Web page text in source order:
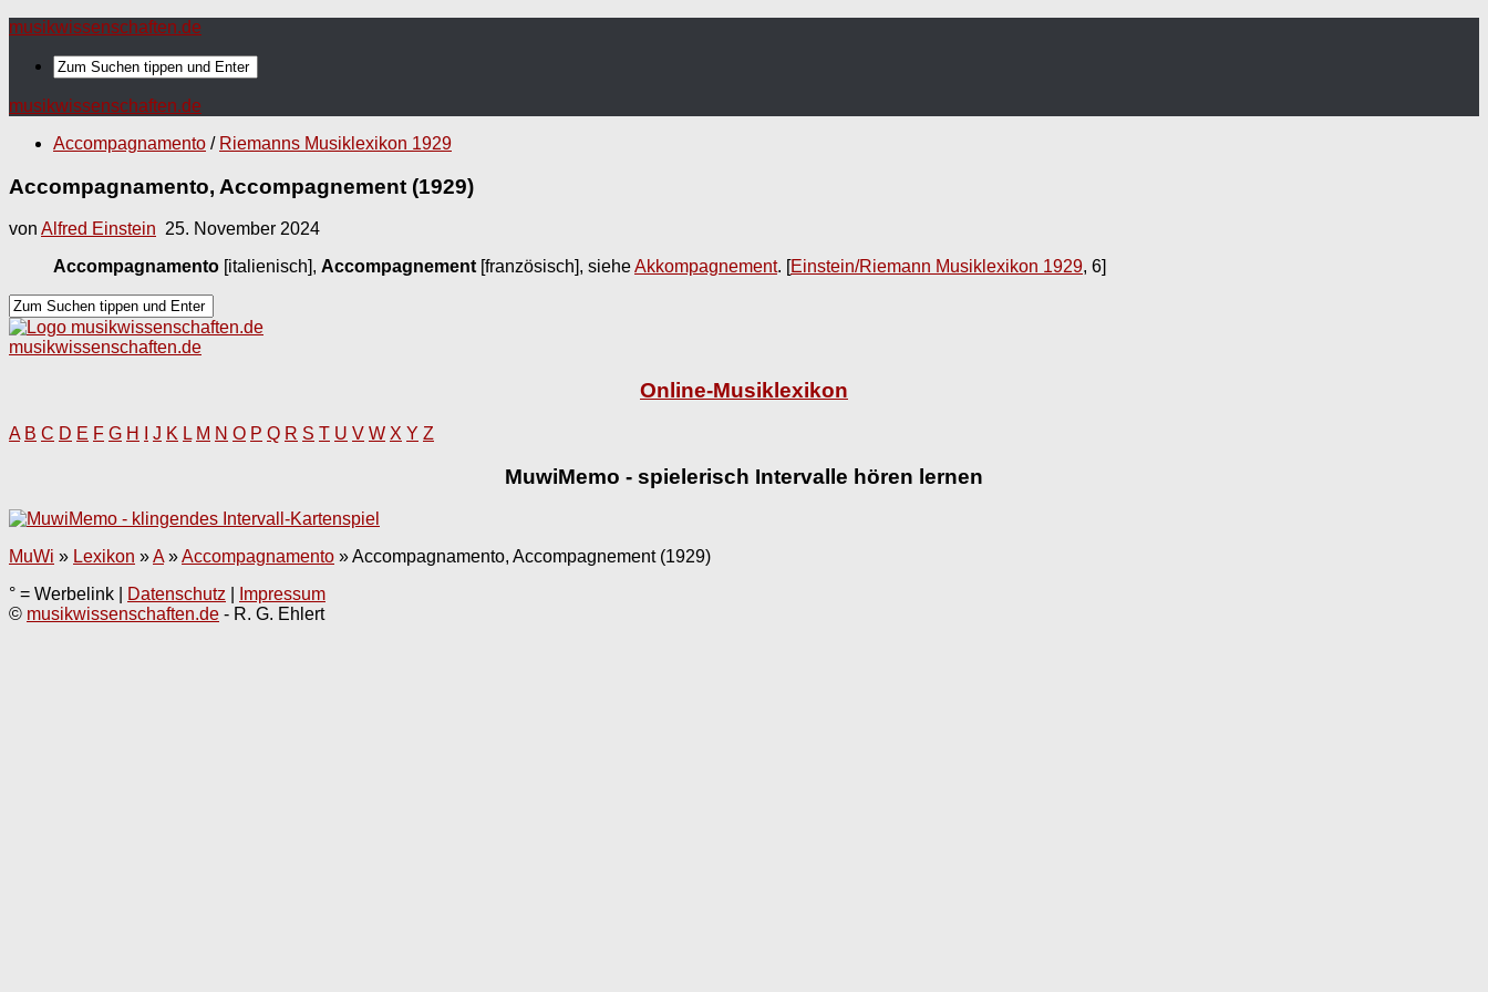
musikwissenschaften.de
musikwissenschaften.de
Accompagnamento / Riemanns Musiklexikon 1929
Accompagnamento, Accompagnement (1929)
von Alfred Einstein 25. November 2024
Accompagnamento [italienisch], Accompagnement[französisch], sieheAkkompagnement. [Einstein/Riemann Musiklexikon 1929, 6]
musikwissenschaften.de
Online-Musiklexikon
A B C D E F G H J K L M N O P Q R S T U V W X Y Z
MuwiMemo - spielerisch Intervalle hören lernen
MuWi » Lexikon »A »Accompagnamento »Accompagnamento, Accompagnement (1929)
° = Werbelink |
Datenschutz
Impressum
© musikwissenschaften.de - R. G. Ehlert